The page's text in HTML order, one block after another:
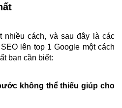
nhiều cách, và sau đây là các
lên top 1 Google một cách
bạn cần biết:
không thể thiếu giúp cho